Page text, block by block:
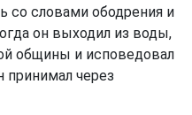
со словами ободрения и
он выходил из воды,
общины и исповедовал
принимал через